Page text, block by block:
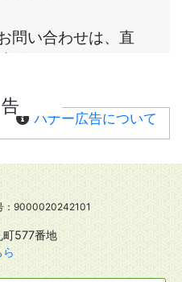
バナー広告について
：9000020242101
577番地